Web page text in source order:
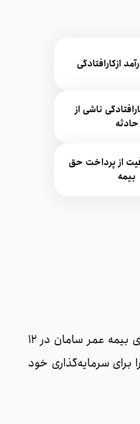
ازکارافتادگی
ناشی از
حادثه
از پرداخت حق
بیمه
به طور کلی نرخ سود فنی تضمینی بیمه عمر با توجه به نوع سرمایه گذاری بین 10 تا 16% متغیر است. اما عملکرد سود دهی سرمایه‌گذاری بیمه عمر سامان در 12
را برای سرمایه‌گذاری خود